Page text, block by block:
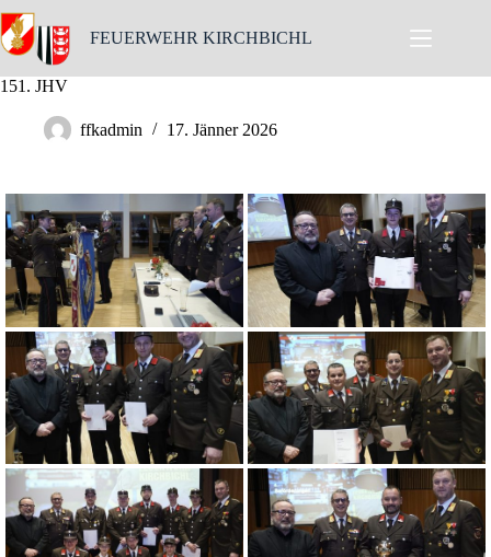
Skip
to
content
FEUERWEHR KIRCHBICHL
151. JHV
ffkadmin 17. Jänner 2026